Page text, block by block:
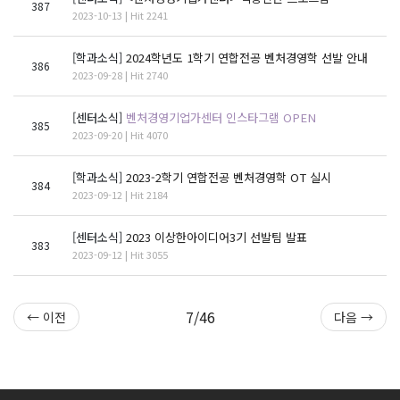
387
2023-10-13 | Hit 2241
386 [학과소식] 2024학년도 1학기 연합전공 벤처경영학 선발 안내
2023-09-28 | Hit 2740
385 [센터소식] 벤처경영기업가센터 인스타그램 OPEN
2023-09-20 | Hit 4070
384 [학과소식] 2023-2학기 연합전공 벤처경영학 OT 실시
2023-09-12 | Hit 2184
383 [센터소식] 2023 이상한아이디어3기 선발팀 발표
2023-09-12 | Hit 3055
← 이전 7/46 다음 →